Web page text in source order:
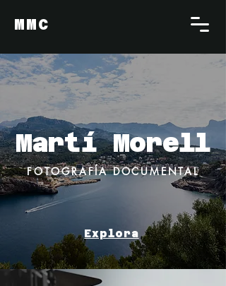
MMC
Martí Morell
FOTOGRAFÍA DOCUMENTAL
Explora